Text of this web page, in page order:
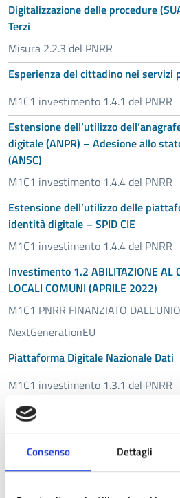
Consenso Dettagli
Digitalizzazione delle procedure
Terzi
Misura 2.2.3 del PNRR
Esperienza del cittadino nei servizi
M1C1 investimento 1.4.1 del PNRR
Estensione dell’utilizzo
digitale (ANPR) – Adesione allo
(ANSC)
M1C1 investimento 1.4.4 del PNRR
Estensione dell’utilizzo delle
identità digitale – SPID CIE
M1C1 investimento 1.4.4 del PNRR
Investimento 1.2 ABILITAZIONE AL
LOCALI COMUNI (APRILE 2022)
M1C1 PNRR FINANZIATO
NextGenerationEU
Piattaforma Digitale Nazionale Dati
M1C1 investimento 1.3.1 del PNRR
Piattaforma Notifiche Digitali –
(maggio 2024)
M1C1 investimento 1.4.5 del PNRR